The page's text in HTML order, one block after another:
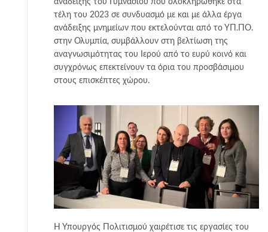
τέλη του 2023 σε συνδυασμό με και με άλλα έργα
ανάδειξης μνημείων που εκτελούνται από το ΥΠ.ΠΟ.
στην Ολυμπία, συμβάλλουν στη βελτίωση της
αναγνωσιμότητας του Ιερού από το ευρύ κοινό και
συγχρόνως επεκτείνουν τα όρια του προσβάσιμου
στους επισκέπτες χώρου.
Η Υπουργός Πολιτισμού χαιρέτισε τις εργασίες του